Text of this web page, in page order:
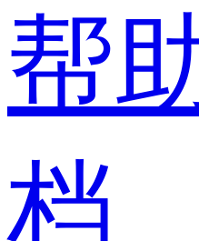
帮
档